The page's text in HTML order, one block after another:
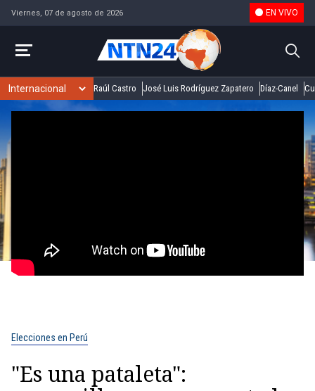
Viernes, 07 de agosto de 2026 EN VIVO
Raúl Castro José Luis Rodríguez Zapatero Díaz-Canel
Elecciones en Perú
"Es una pataleta":